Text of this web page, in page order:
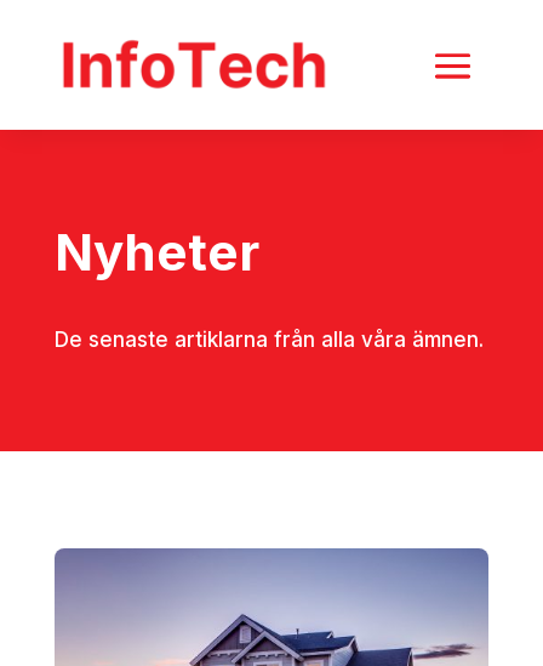
Nyheter
De senaste artiklarna från alla våra ämnen.